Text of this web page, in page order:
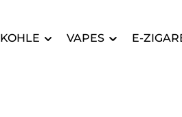
KOHLE VAPES E-